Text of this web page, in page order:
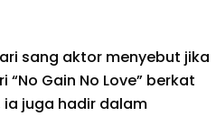
sang aktor menyebut jika
Gain No Love” berkat
ia juga hadir dalam